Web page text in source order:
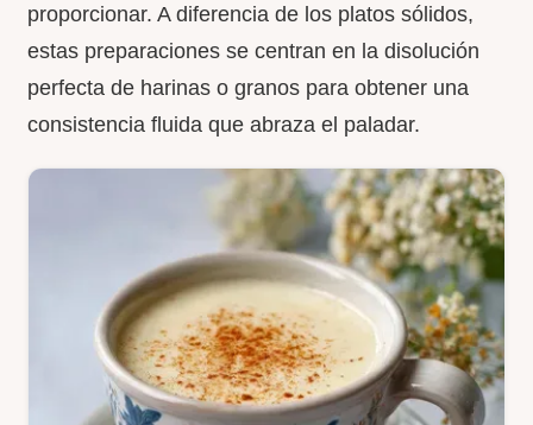
proporcionar. A diferencia de los platos sólidos,
estas preparaciones se centran en la disolución
perfecta de harinas o granos para obtener una
consistencia fluida que abraza el paladar.